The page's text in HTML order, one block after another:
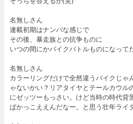
名無しさん
連載初期はナンパな感じで
その後、暴走族との抗争ものに
いつの間にかバイクバトルものになって
名無しさん
カラーリングだけで全然違うバイクじゃ
ゃないかい？リアタイヤとテールカウル
にゼッツーもっさい。けど当時の時代背
ぱかっこええんだなー。と思う壮年ライ